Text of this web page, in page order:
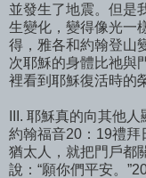
並發生了地震。但是
生變化，變得像光一
得，雅各和約翰登山
次耶穌的身體比祂與
裡看到耶穌復活時的
III. 耶穌真的向其他
約翰福音20：19禮拜
猶太人，就把門戶都
說：“願你們平安。